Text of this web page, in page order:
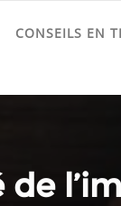
CONSEILS EN